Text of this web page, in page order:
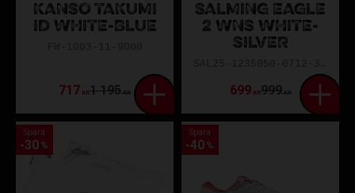
KANSO TAKUMI
ID WHITE-BLUE
717 KR1 195KR
SALMING EAGLE
2 WNS WHITE-
SILVER
699KR999KR
Spara
30 %
Spara
40 %